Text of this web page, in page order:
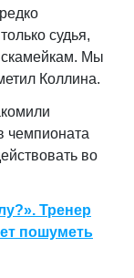
судья,
скамейкам. Мы
Коллина.
чемпионата
во
Тренер
пошуметь